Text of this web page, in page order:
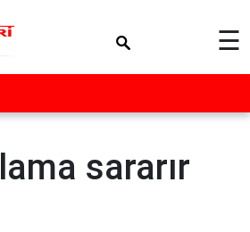
☰
sararır